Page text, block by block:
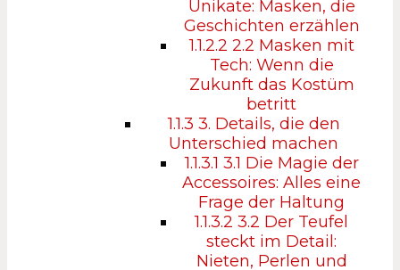
Unikate: Masken, die
Geschichten erzählen
1.1.2.2 2.2 Masken mit
Tech: Wenn die
Zukunft das Kostüm
betritt
1.1.3 3. Details, die den
Unterschied machen
1.1.3.1 3.1 Die Magie der
Accessoires: Alles eine
Frage der Haltung
1.1.3.2 3.2 Der Teufel
steckt im Detail:
Nieten, Perlen und